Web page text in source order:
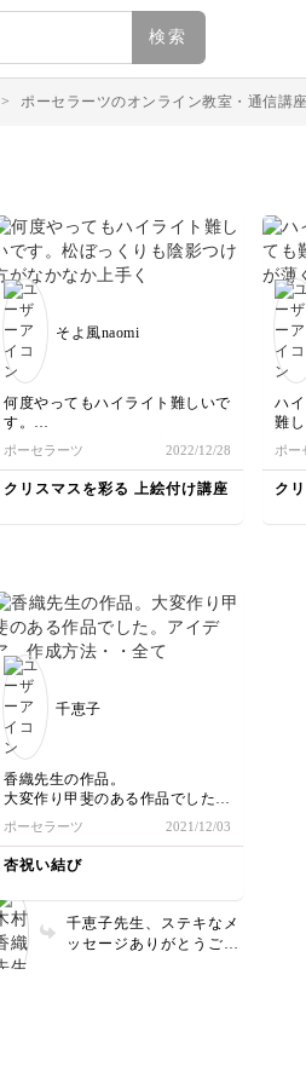
検索
> ポーセラーツのオンライン教室・通信講座
そよ風naomi
何度やってもハイライト難しいで
す。
松ぼっくりも陰影つけ方がなかな
か上手くいかず
心が折れそうでした。
ポーセラーツ 2022/12/28
クリスマスを彩る 上絵付け講座
ハ
難し
ラ
塗
お
ま
ポー
ク
千恵子
香織先生の作品。
大変作り甲斐のある作品でした。
アイデア、作成方法・・全てが考
えさせられ、技術向上につながる
作品だと思います。
ポーセラーツ 2021/12/03
杏祝い結び
千恵子先生、ステキなメ
ッセージありがとうござ